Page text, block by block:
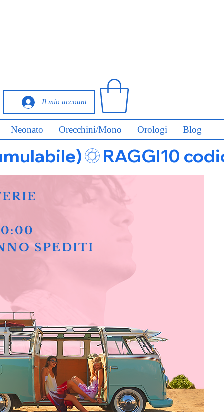
Il mio account
Neonato Orecchini/Mono Orologi Blog
SPEDITI